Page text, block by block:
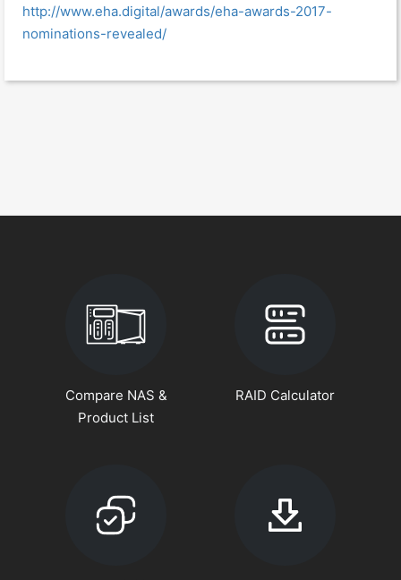
http://www.eha.digital/awards/eha-awards-2017-
nominations-revealed/
Compare NAS &
Product List
RAID Calculator